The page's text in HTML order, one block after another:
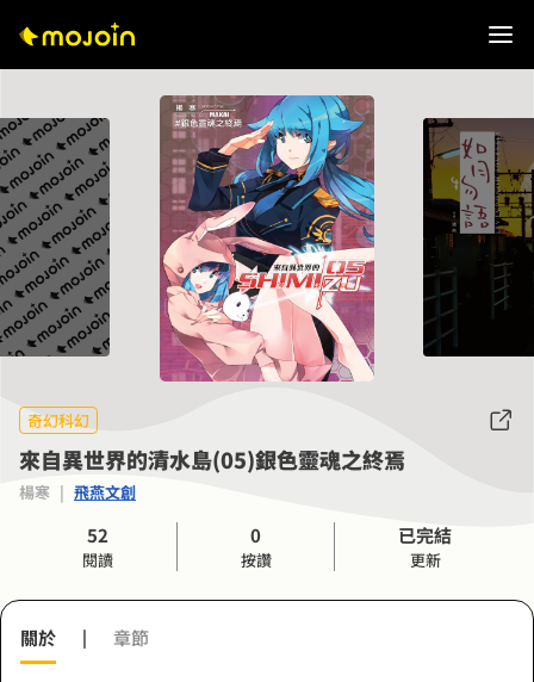
奇幻科幻
來自異世界的清水島(05)銀色靈魂之終焉
楊寒 | 飛燕文創
52
閱讀
0
按讚
已完結
更新
關於 | 章節